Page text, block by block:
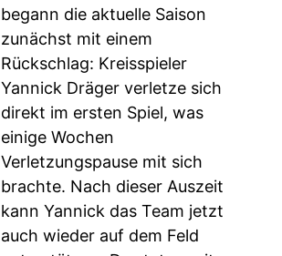
begann die aktuelle Saison
zunächst mit einem
Rückschlag: Kreisspieler
Yannick Dräger verletze sich
direkt im ersten Spiel, was
einige Wochen
Verletzungspause mit sich
brachte. Nach dieser Auszeit
kann Yannick das Team jetzt
auch wieder auf dem Feld